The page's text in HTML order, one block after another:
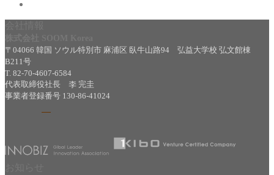
〒04066 韓国 ソウル特別市 麻浦区 臥牛山路94 弘益大学校 弘文館棟
B211号
T. 82-70-4607-6584
代表取締役社長 李 完圭
事業者登録番号 130-86-41024